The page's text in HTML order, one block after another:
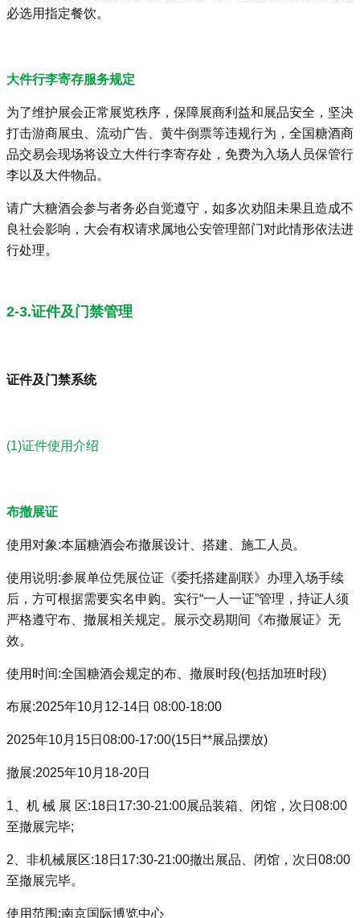
必选用指定餐饮。
大件行李寄存服务规定
为了维护展会正常展览秩序，保障展商利益和展品安全，坚决
打击游商展虫、流动广告、黄牛倒票等违规行为，全国糖酒商
品交易会现场将设立大件行李寄存处，免费为入场人员保管行
李以及大件物品。
请广大糖酒会参与者务必自觉遵守，如多次劝阻未果且造成不
良社会影响，大会有权请求属地公安管理部门对此情形依法进
行处理。
2-3.证件及门禁管理
证件及门禁系统
(1)证件使用介绍
布撤展证
使用对象:本届糖酒会布撤展设计、搭建、施工人员。
使用说明:参展单位凭展位证《委托搭建副联》办理入场手续
后，方可根据需要实名申购。实行“一人一证”管理，持证人须
严格遵守布、撤展相关规定。展示交易期间《布撤展证》无
效。
使用时间:全国糖酒会规定的布、撤展时段(包括加班时段)
布展:2025年10月12-14日 08:00-18:00
2025年10月15日08:00-17:00(15日**展品摆放)
撤展:2025年10月18-20日
1、机 械 展 区:18日17:30-21:00展品装箱、闭馆，次日08:00
至撤展完毕;
2、非机械展区:18日17:30-21:00撤出展品、闭馆，次日08:00
至撤展完毕。
使用范围:南京国际博览中心